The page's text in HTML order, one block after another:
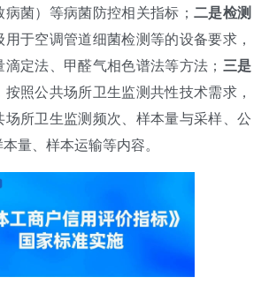
菌）等病菌防控相关指标； 二是检测
用于空调管道细菌检测等的设备要求，
定法、甲醛气相色谱法等方法； 三是
按照公共场所卫生监测共性技术需求，
场所卫生监测频次、样本量与采样、公
量、样本运输等内容。